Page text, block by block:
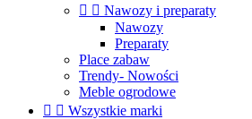
  Nawozy i preparaty
Nawozy
Preparaty
Place zabaw
Trendy- Nowości
Meble ogrodowe
  Wszystkie marki